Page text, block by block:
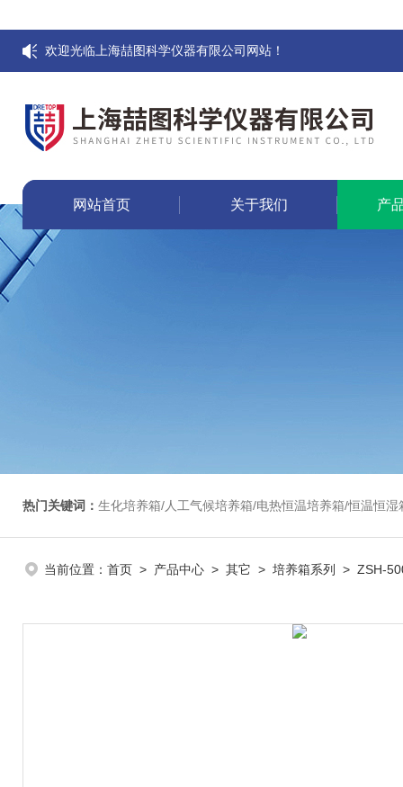
欢迎光临上海喆图科学仪器有限公司网站！
网站首页 关于我们 产
热门关键词： 生化培养箱/人工气候培养箱/电热恒温培养箱/恒温恒湿箱/光照培养箱/二氧化碳培养箱
当前位置： 首页 > 产品中心 > 其它 > 培养箱系列 > ZSH-